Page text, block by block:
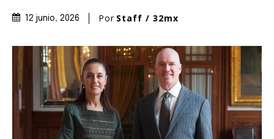
12 junio, 2026 Por Staff / 32mx